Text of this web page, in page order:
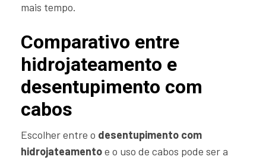
mais tempo.
Comparativo entre
hidrojateamento e
desentupimento com
cabos
Escolher entre o desentupimento com
hidrojateamentoe o uso de cabos pode ser a